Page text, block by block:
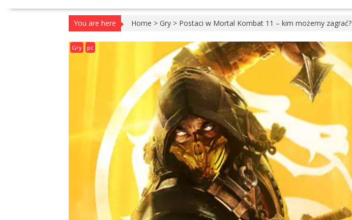
You are here Home > Gry > Postaci w Mortal Kombat 11 – kim możemy zagrać?
Gry pc